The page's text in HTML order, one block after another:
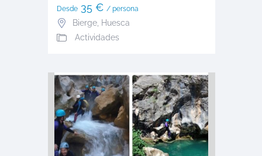
Desde35 € / persona
Bierge, Huesca
Actividades